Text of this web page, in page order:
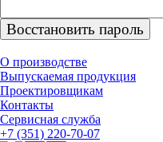
О производстве
Выпускаемая продукция
Проектировщикам
Контакты
Cервисная служба
+7 (351) 220-70-07